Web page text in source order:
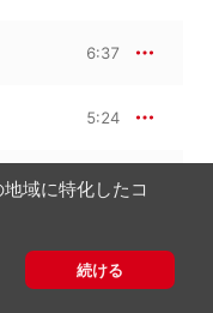
6:37
5:24
4:26
域に特化したコ
続ける